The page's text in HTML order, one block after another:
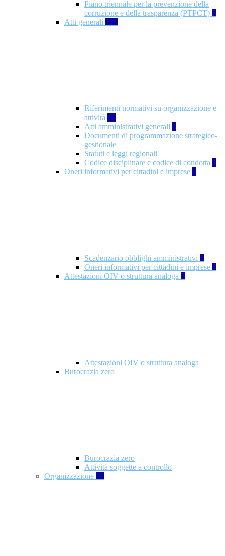
Piano triennale per la prevenzione della
corruzione e della trasparenza (PTPCT) 2
Atti generali 125
Riferimenti normativi su organizzazione e
attività 76
Atti amministrativi generali 3
Documenti di programmazione strategico-
gestionale
Statuti e leggi regionali
Codice disciplinare e codice di condotta 1
Oneri informativi per cittadini e imprese 8
Scadenzario obblighi amministrativi 1
Oneri informativi per cittadini e imprese 1
Attestazioni OIV o struttura analoga 2
Attestazioni OIV o struttura analoga
Burocrazia zero
Burocrazia zero
Attività soggette a controllo
Organizzazione 10